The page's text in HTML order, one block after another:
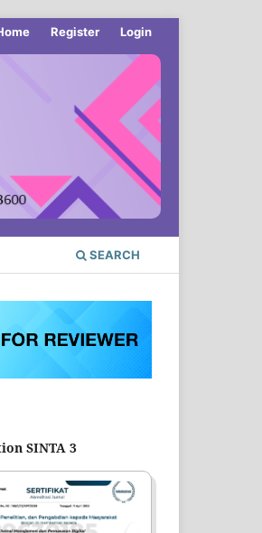
SEARCH
Register Login
SINTA 3